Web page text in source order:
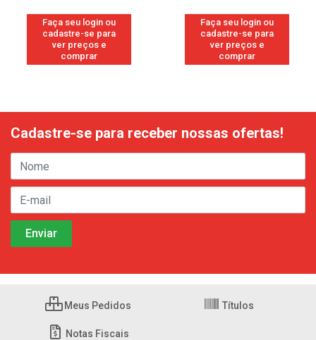
Faça seu login ou
cadastre-se para
ver preços e
comprar
Faça seu login ou
cadastre-se para
ver preços e
comprar
Cadastre-se para receber nossas ofertas!
Meus Pedidos Títulos
Notas Fiscais